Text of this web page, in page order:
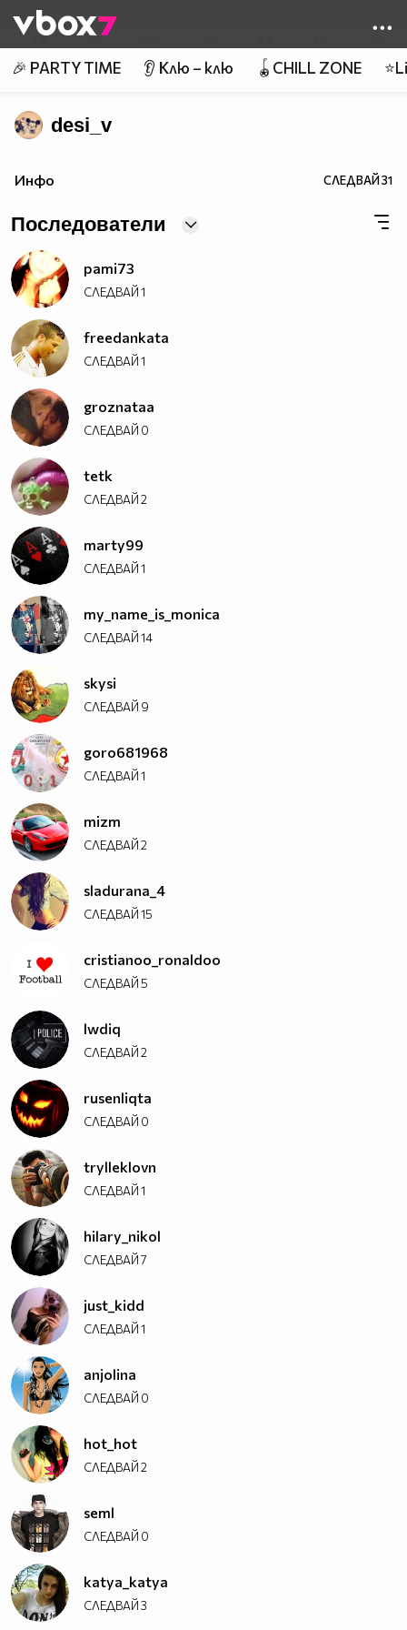
👾
🎉 PARTY TIME 👂 Клю – клю 🪀CHILL ZONE
desi_v
Инфо СЛЕДВАЙ31
Последователи
pami73
СЛЕДВАЙ1
freedankata
СЛЕДВАЙ1
groznataa
СЛЕДВАЙ 0
tetk
СЛЕДВАЙ2
marty99
СЛЕДВАЙ1
my_name_is_monica
СЛЕДВАЙ14
skysi
СЛЕДВАЙ 9
goro681968
СЛЕДВАЙ1
mizm
СЛЕДВАЙ2
sladurana_4
СЛЕДВАЙ15
cristianoo_ronaldoo
СЛЕДВАЙ5
lwdiq
СЛЕДВАЙ2
rusenliqta
СЛЕДВАЙ 0
trylleklovn
СЛЕДВАЙ1
hilary_nikol
СЛЕДВАЙ7
just_kidd
СЛЕДВАЙ1
anjolina
СЛЕДВАЙ 0
hot_hot
СЛЕДВАЙ2
seml
СЛЕДВАЙ 0
katya_katya
СЛЕДВАЙ3